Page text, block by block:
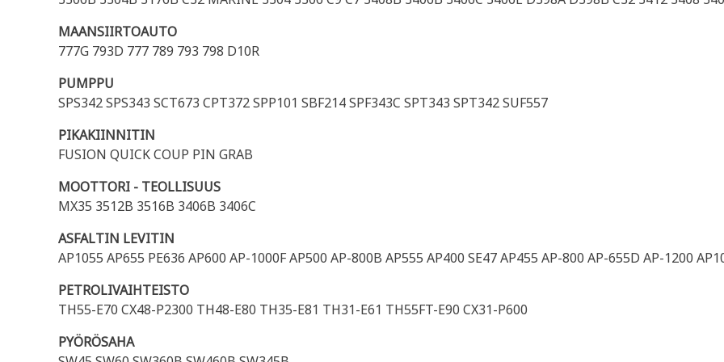
MAANSIIRTOAUTO
777G 793D 777 789 793 798 D10R
PUMPPU
SPS342 SPS343 SCT673 CPT372 SPP101 SBF214 SPF343C SPT343 SPT342 SUF557
PIKAKIINNITIN
FUSION QUICK COUP PIN GRAB
MOOTTORI - TEOLLISUUS
MX35 3512B 3516B 3406B 3406C
ASFALTIN LEVITIN
AP1055 AP655 PE636 AP600 AP-1000F AP500 AP-800B AP555 AP400 SE47 AP455 AP-800 AP-655D AP-1200
PETROLIVAIHTEISTO
TH55-E70 CX48-P2300 TH48-E80 TH35-E81 TH31-E61 TH55FT-E90 CX31-P600
PYÖRÖSAHA